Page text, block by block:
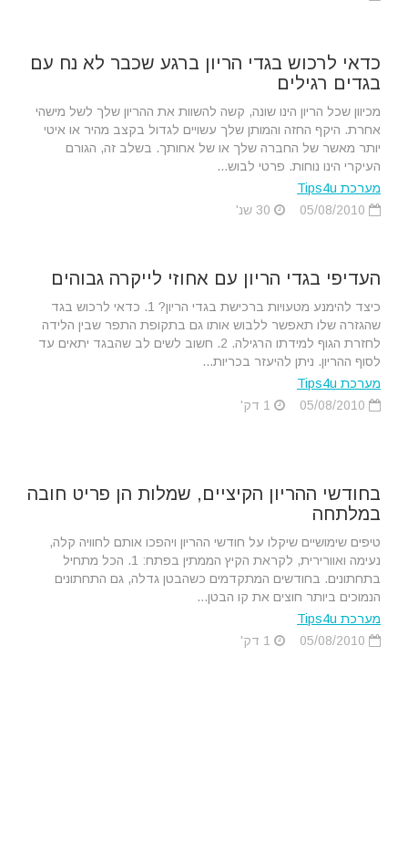
כדאי לרכוש בגדי הריון ברגע שכבר לא נח עם
בגדים רגילים
מכיוון שכל הריון הינו שונה, קשה להשוות את ההריון שלך לשל מישהי
אחרת. היקף החזה והמותן שלך עשויים לגדול בקצב מהיר או איטי
יותר מאשר של החברה שלך או של אחותך. בשלב זה, הגורם
העיקרי הינו נוחות. פרטי לבוש...
מערכת Tips4u
העדיפי בגדי הריון עם אחוזי לייקרה גבוהים
כיצד להימנע מטעויות ברכישת בגדי הריון? 1. כדאי לרכוש בגד
שהגזרה שלו תאפשר ללבוש אותו גם בתקופת התפר שבין הלידה
לחזרת הגוף למידתו הרגילה. 2. חשוב לשים לב שהבגד יתאים עד
לסוף ההריון. ניתן להיעזר בכריות...
מערכת Tips4u
בחודשי ההריון הקיציים, שמלות הן פריט חובה
במלתחה
טיפים שימושיים שיקלו על חודשי ההריון ויהפכו אותם לחוויה קלה,
נעימה ואוורירית, לקראת הקיץ הממתין בפתח: 1. הכל מתחיל
בתחתונים. בחודשים המתקדמים כשהבטן גדלה, גם התחתונים
הנמוכים ביותר חוצים את קו הבטן...
מערכת Tips4u